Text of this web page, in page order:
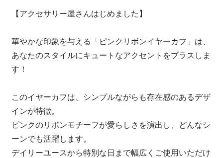
【アクセサリー屋さんはじめました】
華やかな印象を与える「ピンクリボンイヤーカフ」は、
あなたのスタイルにキュートなアクセントをプラスしま
す！
このイヤーカフは、シンプルながらも存在感のあるデザ
インが特徴。
ピンクのリボンモチーフが愛らしさを演出し、どんなシ
ーンでも活躍します。
デイリーユースから特別な日まで幅広くご使用いただけ